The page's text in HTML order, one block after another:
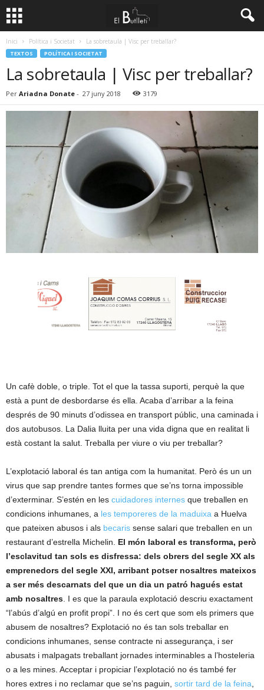
Inici Política i Societat La sobretaula | Visc per treballar?
TEXTOS POLÍTICA I SOCIETAT
La sobretaula | Visc per treballar?
Per Ariadna Donate - 27 juny 2018 3179
Un cafè doble, o triple. Tot el que la tassa suporti, perquè la que
està a punt de desbordarse és ella. Acaba d’arribar a la feina
després de 90 minuts d’odissea en transport públic, una caminada i
dos autobusos. La Dalia lluita per una vida digna que en realitat li
està costant la salut. Treballa per viure o viu per treballar?
L’explotació laboral és tan antiga com la humanitat. Però és un un
virus que sap prendre tantes formes que se’ns torna impossible
d’exterminar. S’estén en les cuidadores internes que treballen en
condicions inhumanes, a les temporeres de la maduixa a Huelva
que pateixen abusos i als becaris sense salari que treballen en un
restaurant d’estrella Michelin. El món laboral es transforma, però
l’esclavitud tan sols es disfressa: dels obrers del segle XX als
emprenedors del segle XXI, arribant potser nosaltres mateixos
a ser més descarnats del que un dia un patró hagués estat
amb nosaltres I es que la paraula explotació descriu exactament
“l’abús d’algú en profit propi”. I no és cert que som els primers que
abusem de nosaltres? Explotació no és tan sols treballar en
condicions inhumanes, sense contracte ni assegurança, i ser
abusats i malpagats treballant jornades interminables a l’hosteleria
o a les mines. Acceptar i propiciar l’explotació no és també fer
hores extres i no reclamar que se’ns paguin, sortir tard de la feina